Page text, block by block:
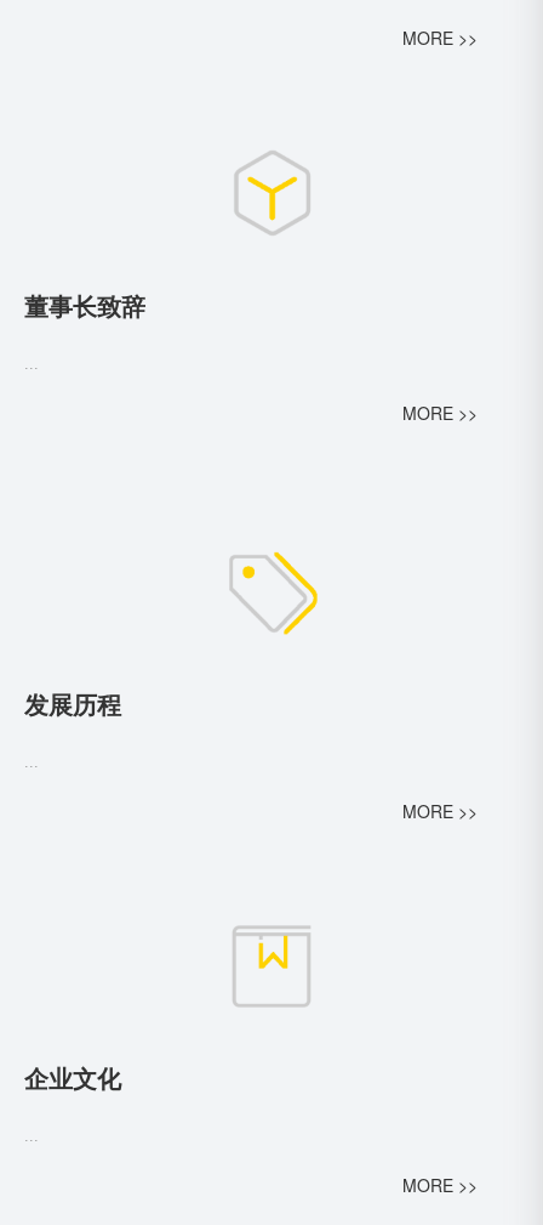
MORE >>
董事长致辞
MORE >>
发展历程
MORE >>
企业文化
...
MORE >>